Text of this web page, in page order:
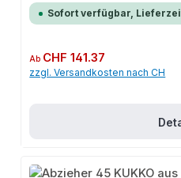
Sofort verfügbar,
Regulärer Preis:
Ab CHF 141.37
zzgl. Versandkosten nach CH